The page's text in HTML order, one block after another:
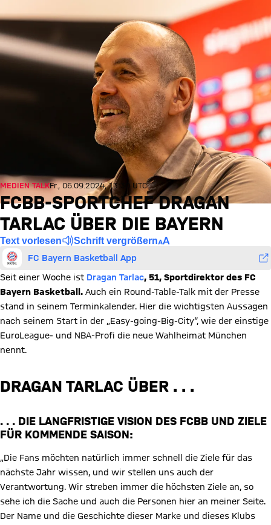
MEDIEN TALKFr., 06.09.2024, 13:30 UTC
FCBB-SPORTCHEF DRAGAN
TARLAC ÜBER DIE BAYERN
Text vorlesen Schrift vergrößern
FC Bayern Basketball App
Seit einer Woche ist Dragan Tarlac, 51, Sportdirektor des FC
Bayern Basketball. Auch ein Round-Table-Talk mit der Presse
stand in seinem Terminkalender. Hier die wichtigsten Aussagen
nach seinem Start in der „Easy-going-Big-City“, wie der einstige
EuroLeague- und NBA-Profi die neue Wahlheimat München
nennt.
DRAGAN TARLAC ÜBER . . .
. . . DIE LANGFRISTIGE VISION DES FCBB UND ZIELE
FÜR KOMMENDE SAISON:
„Die Fans möchten natürlich immer schnell die Ziele für das
nächste Jahr wissen, und wir stellen uns auch der
Verantwortung. Wir streben immer die höchsten Ziele an, so
sehe ich die Sache und auch die Personen hier an meiner Seite.
Der Name und die Geschichte dieser Marke und dieses Klubs